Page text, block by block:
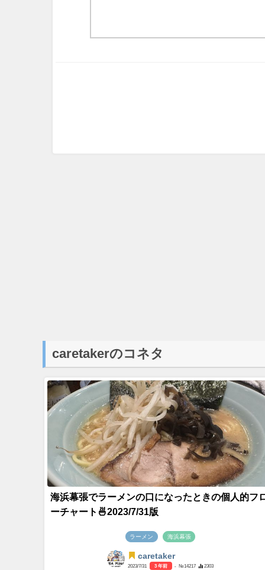
caretakerのコネタ
海浜幕張でラーメンの口になったときの個人的フ
ーチャート🍜2023/7/31版
ラーメン 海浜幕張
caretaker
2023/7/31 3 年前 - №14217 2303